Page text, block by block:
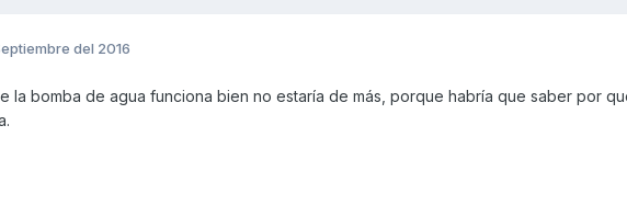
del 2016
la bomba de agua funciona bien no estaría de más, porque habría que saber por